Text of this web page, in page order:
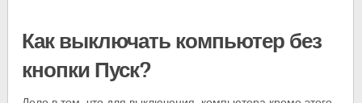
Как выключать компьютер без
кнопки Пуск?